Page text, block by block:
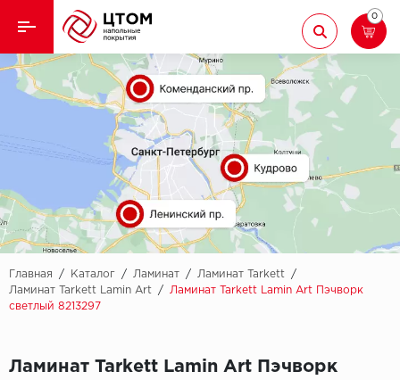
Назад
Кварцвиниловая плитка
Назад
Aberhof
Adelar
Alfa
AllureFloor
Alpine floor
Ламинат
Ковролин
Линолеум
Паркет
Паркетная доска
0
Главная / Каталог / Ламинат / Ламинат Tarkett
/
Ламинат Tarkett Lamin Art
/
Ламинат Tarkett Lamin Art Пэчворк
светлый 8213297
Ламинат Tarkett Lamin Art Пэчворк